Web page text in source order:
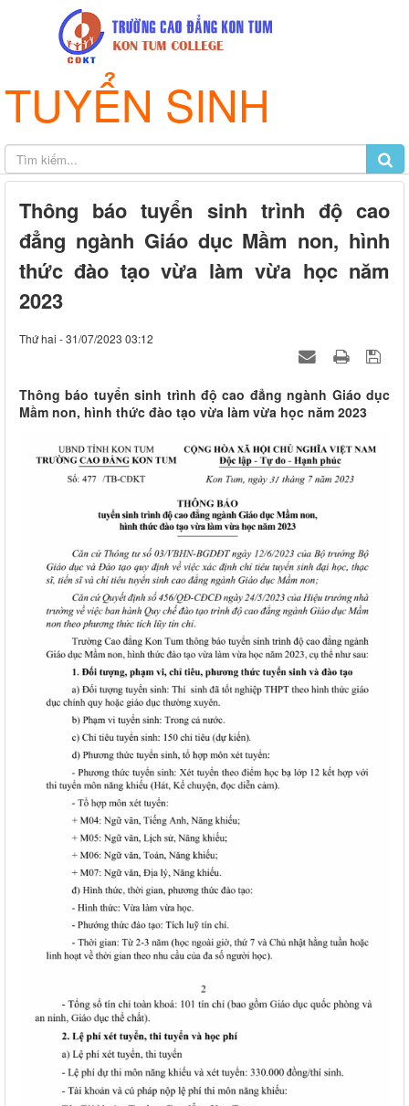
TUYỂN SINH
Thông báo tuyển sinh trình độ cao
đẳng ngành Giáo dục Mầm non, hình
thức đào tạo vừa làm vừa học năm
2023
Thứ hai - 31/07/2023 03:12
Thông báo tuyển sinh trình độ cao đẳng ngành Giáo dục
Mầm non, hình thức đào tạo vừa làm vừa học năm 2023